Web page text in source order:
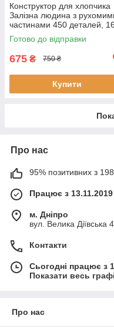
Конструктор для хлопчика
Залізна людина з
частинами 450 деталей, 16
см
Готово до відправки
675 ₴ 750 ₴
Купити
Про нас
95% позитивних з
Працює з 13.11.2019
м. Дніпро
вул. Велика Діївська
Контакти
Сьогодні працює з
Показати весь
Про нас